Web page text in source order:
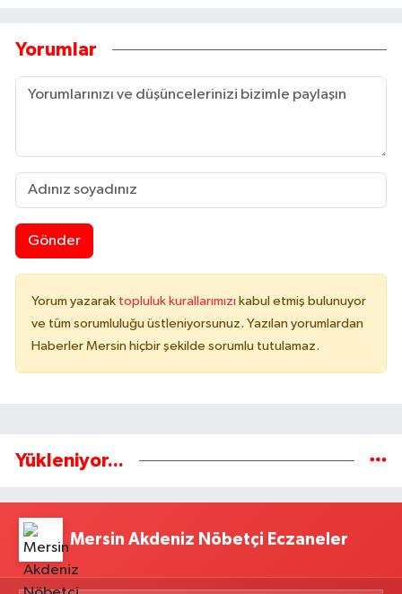
Yorumlar
Gönder
Yorum yazarak topluluk kurallarımızı kabul etmiş bulunuyor
ve tüm sorumluluğu üstleniyorsunuz. Yazılan yorumlardan
Haberler Mersin hiçbir şekilde sorumlu tutulamaz.
Yükleniyor...
Mersin Akdeniz Nöbetçi Eczaneler